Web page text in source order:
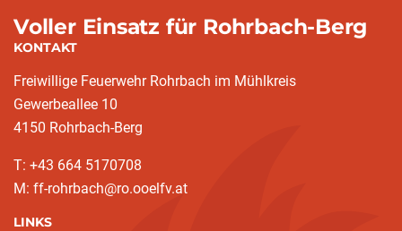
Voller Einsatz für Rohrbach-Berg
KONTAKT
Freiwillige Feuerwehr Rohrbach im Mühlkreis
Gewerbeallee 10
4150 Rohrbach-Berg
T: +43 664 5170708
M: ff-rohrbach@ro.ooelfv.at
LINKS